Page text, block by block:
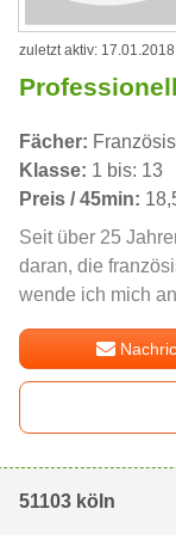
zuletzt aktiv: 17.01.2018
Fächer:
Klasse: 1 bis: 13
Preis / 45min:
Seit über 25
daran, die
wende ich mich
51103 köln